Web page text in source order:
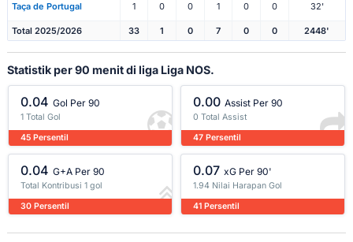
Taça de Portugal 1 0 0 1 0 0 32'
Total 2025/2026 33 1 0 7 0 0 2448'
Statistik per 90 menit di liga Liga NOS.
0.04 Gol Per 90
1 Total Gol
45 Persentil
0.00 Assist Per 90
0 Total Assist
47 Persentil
0.04 G+A Per 90
Total Kontribusi 1 gol
30 Persentil
0.07 xG Per 90'
1.94 Nilai Harapan Gol
41 Persentil